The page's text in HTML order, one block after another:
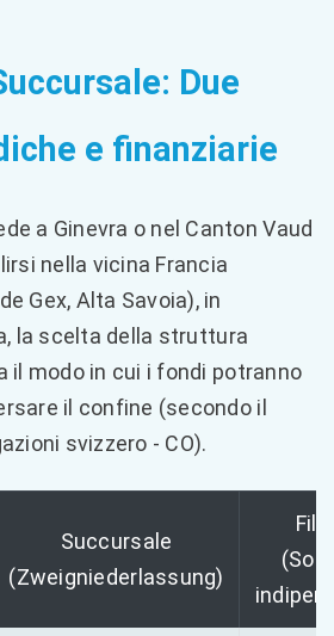
Due
e finanziarie
a Ginevra o nel Canton Vaud
nella vicina Francia
Gex, Alta Savoia), in
la scelta della struttura
il modo in cui i fondi potranno
il confine (secondo il
svizzero - CO).
Succursale
(Zweigniederlassung)